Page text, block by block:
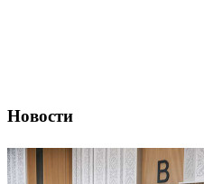
Новости